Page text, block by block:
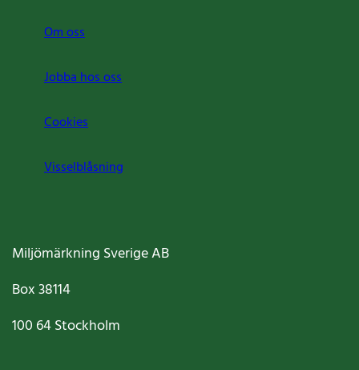
Om oss
Jobba hos oss
Cookies
Visselblåsning
Miljömärkning Sverige AB
Box38114
100 64Stockholm